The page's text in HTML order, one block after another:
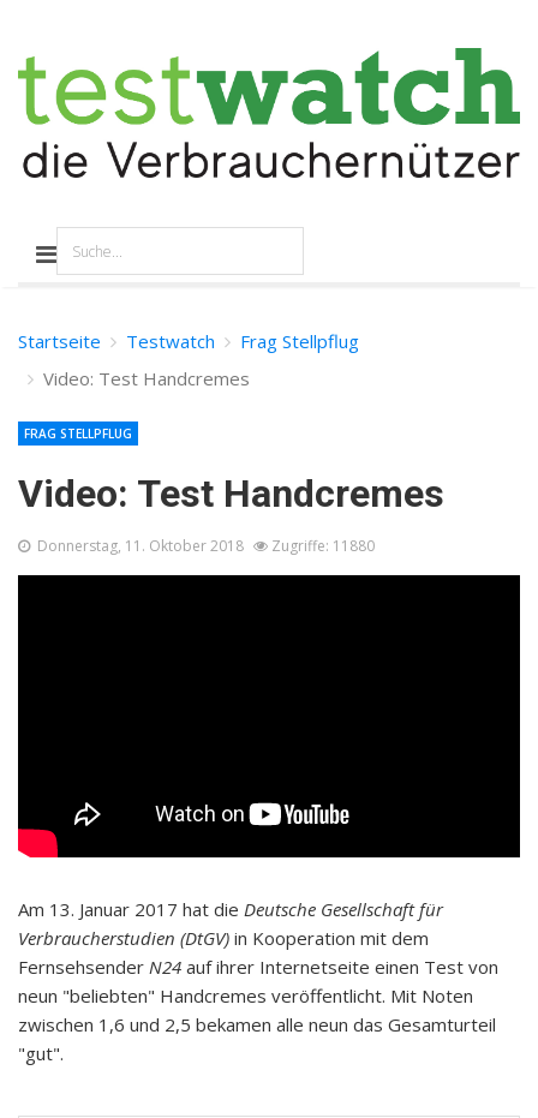
Startseite Testwatch
Frag Stellpflug
Video: Test Handcremes
Video: Test Handcremes
FRAG STELLPFLUG
Donnerstag, 11. Oktober 2018 Zugriffe: 11880
Am 13. Januar 2017 hat die Deutsche Gesellschaft für
Verbraucherstudien (DtGV) in Kooperation mit dem
Fernsehsender N24 auf ihrer Internetseite einen Test von
neun "beliebten" Handcremes veröffentlicht. Mit Noten
zwischen 1,6 und 2,5 bekamen alle neun das Gesamturteil
"gut".